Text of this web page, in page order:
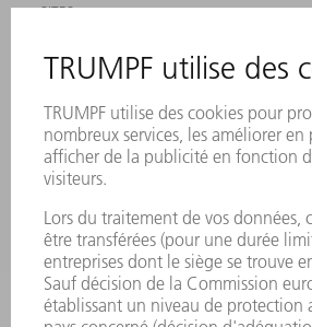
SITES
INSCRIPTION À LA NEWSLETTER
MYTRUMPF
PRODUITS
MACHINES & SYSTÈMES
LASER
ELECTRONIQUE DE PUISSANCE
OUTILS ÉLECTRIQUES
SMART FACTORY
LOGICIEL
SERVICES
APPLICATIONS
SECTEURS D'ACTIVITÉ